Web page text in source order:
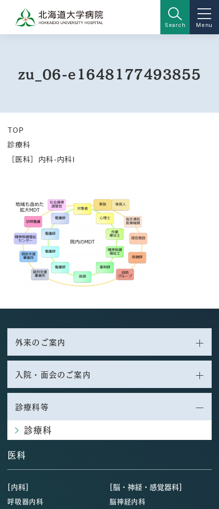
Search Menu
zu_06-e1648177493855
TOP
診療科
［医科］内科-内科I
外来のご案内
入院・面会のご案内
診療科等
診療科
医科
[内科]
呼吸器内科
[脳・神経・感覚器科]
脳神経内科